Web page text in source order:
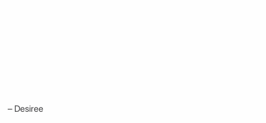
– Desiree